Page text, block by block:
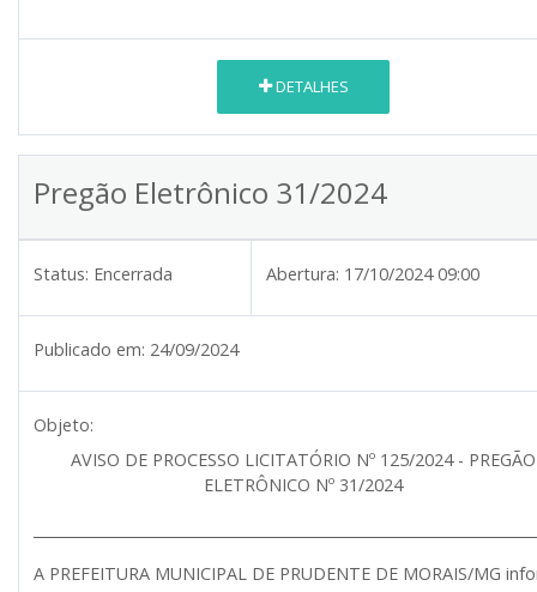
DETALHES
Pregão Eletrônico 31/2024
Status: Encerrada Abertura: 17/10/2024 09:00
Publicado em: 24/09/2024
Objeto:
AVISO DE PROCESSO LICITATÓRIO Nº 125/2024 - PREGÃO
ELETRÔNICO Nº 31/2024
A PREFEITURA MUNICIPAL DE PRUDENTE DE MORAIS/MG